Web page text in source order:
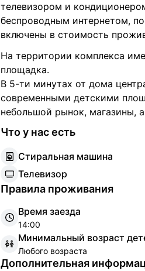
телевизором и
беспроводным интернетом,
включены в стоимость
На территории комплекса
площадка.
В 5-ти минутах от дома
современными детскими
небольшой рынок, магазины,
Что у нас есть
Стиральная машина
Телевизор
Правила проживания
Время заезда
14:00
Минимальный возраст
Любого возраста
Дополнительная